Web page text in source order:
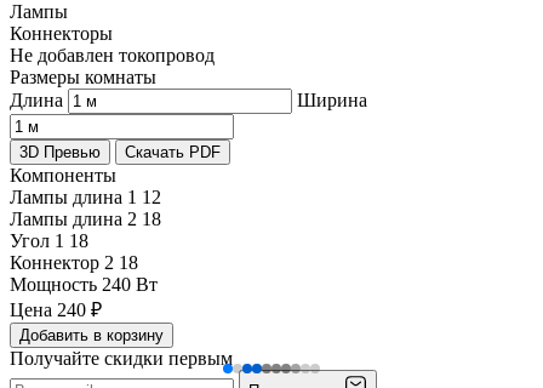
Лампы
Коннекторы
Не добавлен токопровод
Размеры комнаты
Длина
Ширина
3D Превью Скачать PDF
Компоненты
Лампы длина 1 12
Лампы длина 2 18
Угол 1 18
Коннектор 2 18
Мощность 240 Вт
Цена 240 ₽
Добавить в корзину
Получайте скидки первым